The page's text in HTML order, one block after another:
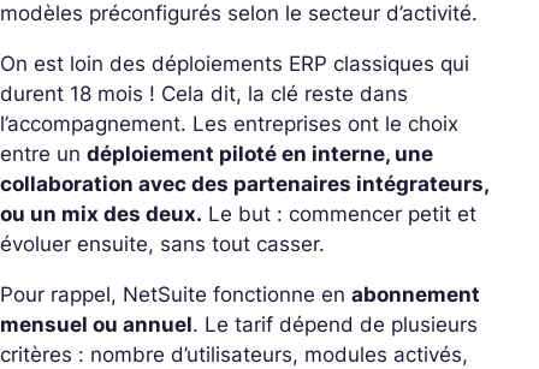
modèles préconfigurés selon le secteur d’activité.
On est loin des déploiements ERP classiques qui
durent 18 mois ! Cela dit, la clé reste dans
l’accompagnement. Les entreprises ont le choix
entre un déploiement piloté en interne, une
collaboration avec des partenaires intégrateurs,
ou un mix des deux. Le but : commencer petit et
évoluer ensuite, sans tout casser.
Pour rappel, NetSuite fonctionne en abonnement
mensuel ou annuel. Le tarif dépend de plusieurs
critères : nombre d’utilisateurs, modules activés,